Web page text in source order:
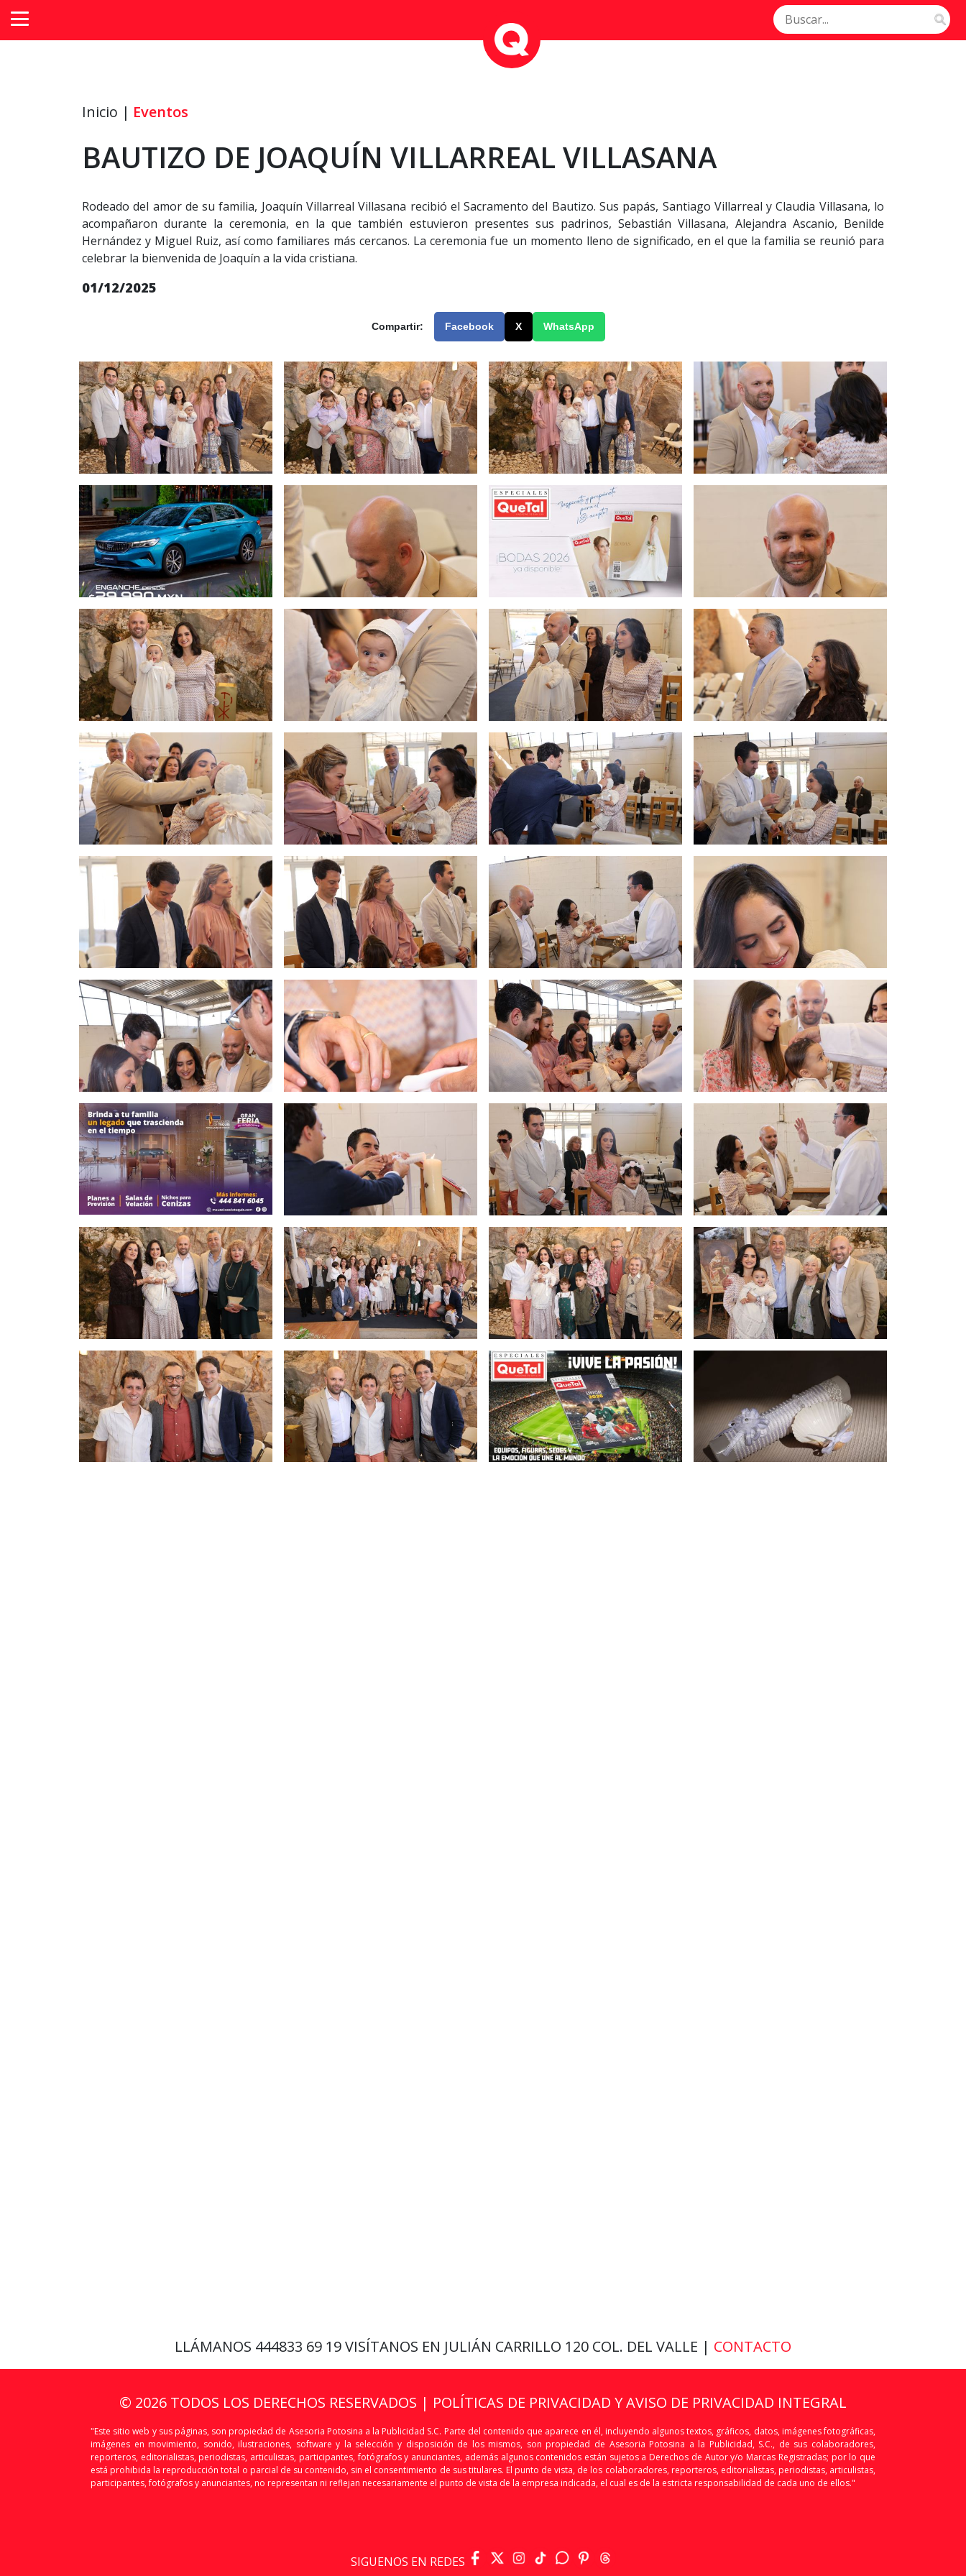
Inicio | Eventos
BAUTIZO DE JOAQUÍN VILLARREAL VILLASANA
Rodeado del amor de su familia, Joaquín Villarreal Villasana recibió el Sacramento del Bautizo. Sus papás, Santiago Villarreal y Claudia Villasana, lo
acompañaron durante la ceremonia, en la que también estuvieron presentes sus padrinos, Sebastián Villasana, Alejandra Ascanio, Benilde
Hernández y Miguel Ruiz, así como familiares más cercanos. La ceremonia fue un momento lleno de significado, en el que la familia se reunió para
celebrar la bienvenida de Joaquín a la vida cristiana.
01/12/2025
Compartir: Facebook X WhatsApp
LLÁMANOS 444833 69 19VISÍTANOS EN JULIÁN CARRILLO 120 COL. DEL VALLE | CONTACTO
© 2026 TODOS LOS DERECHOS RESERVADOS | POLÍTICAS DE PRIVACIDAD Y AVISO DE PRIVACIDAD INTEGRAL
"Este sitio web y sus páginas, son propiedad de Asesoria Potosina a la Publicidad S.C. Parte del contenido que aparece en él, incluyendo algunos textos, gráficos, datos, imágenes fotográficas,
imágenes en movimiento, sonido, ilustraciones, software y la selección y disposición de los mismos, son propiedad de Asesoria Potosina a la Publicidad, S.C., de sus colaboradores,
reporteros, editorialistas, periodistas, articulistas, participantes, fotógrafos y anunciantes, además algunos contenidos están sujetos a Derechos de Autor y/o Marcas Registradas; por lo que
está prohibida la reproducción total o parcial de su contenido, sin el consentimiento de sus titulares. El punto de vista, de los colaboradores, reporteros, editorialistas, periodistas, articulistas,
participantes, fotógrafos y anunciantes, no representan ni reflejan necesariamente el punto de vista de la empresa indicada, el cual es de la estricta responsabilidad de cada uno de ellos."
SIGUENOS EN REDES